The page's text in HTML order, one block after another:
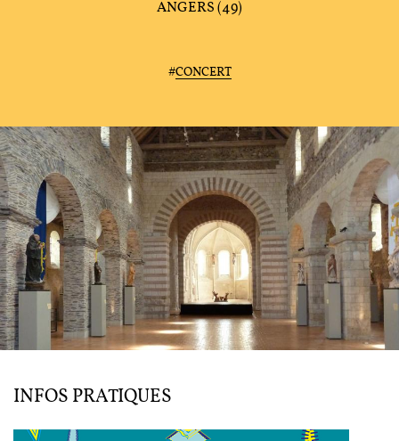
L'ENSEMBLE JACQUES MODERNE
JOËL SUHUBIETTE
AGENDA
ANGERS (49)
#CONCERT
INFOS PRATIQUES